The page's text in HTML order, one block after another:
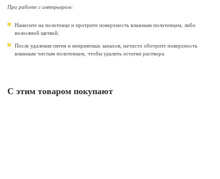
При работе с интерьером:
Нанесите на полотенце и протрите поверхность влажным полотенцем, либо
волосяной щеткой;
После удаления пятен и неприятных запахов, начисто оботрите поверхность
влажным чистым полотенцем, чтобы удалить остатки раствора.
С этим товаром покупают